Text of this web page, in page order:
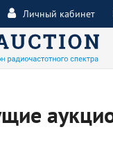
Личный кабинет